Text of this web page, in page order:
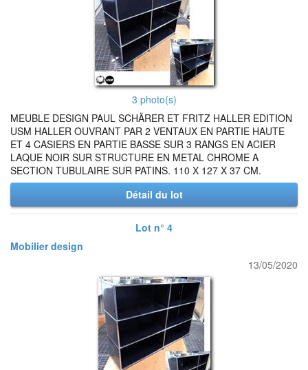
3 photo(s)
MEUBLE DESIGN PAUL SCHÄRER ET FRITZ HALLER EDITION
USM HALLER OUVRANT PAR 2 VENTAUX EN PARTIE HAUTE
ET 4 CASIERS EN PARTIE BASSE SUR 3 RANGS EN ACIER
LAQUE NOIR SUR STRUCTURE EN METAL CHROME A
SECTION TUBULAIRE SUR PATINS. 110 X 127 X 37 CM.
Détail du lot
Lot n° 4
Mobilier design
13/05/2020